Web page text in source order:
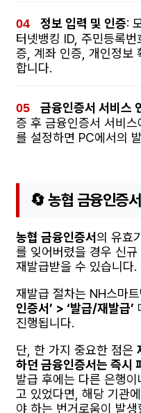
정보 입력 및 인증:
터넷뱅킹 ID, 주민등록
증, 계좌 인증, 개인정보
합니다.
금융인증서 서비스
증 후 금융인증서 서비
를 설정하면 PC에서의
🔄 농협 금융인증
농협 금융인증서 의 유효
를 잊어버렸을 경우 신
재발급받을 수 있습니다.
재발급 절차는 NH스마트
인증서’ > ‘발급/재발급’
진행됩니다.
단, 한 가지 중요한 점은
하던 금융인증서는 즉시
발급 후에는 다른 은행
고 있었다면, 해당 기관
야 하는 번거로움이 발